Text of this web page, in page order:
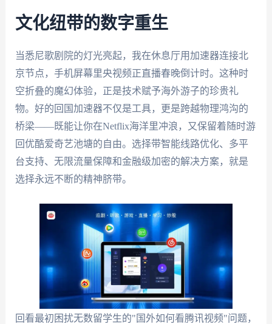
文化纽带的数字重生
当悉尼歌剧院的灯光亮起，我在休息厅用加速器连接北
京节点，手机屏幕里央视频正直播春晚倒计时。这种时
空折叠的魔幻体验，正是技术赋予海外游子的珍贵礼
物。好的回国加速器不仅是工具，更是跨越物理鸿沟的
桥梁——既能让你在Netflix海洋里冲浪，又保留着随时游
回优酷爱奇艺池塘的自由。选择带智能线路优化、多平
台支持、无限流量保障和金融级加密的解决方案，就是
选择永远不断的精神脐带。
回看最初困扰无数留学生的"国外如何看腾讯视频"问题，